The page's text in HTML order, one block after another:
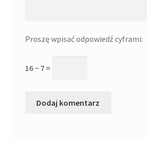
Proszę wpisać odpowiedź cyframi:
16 − 7 =